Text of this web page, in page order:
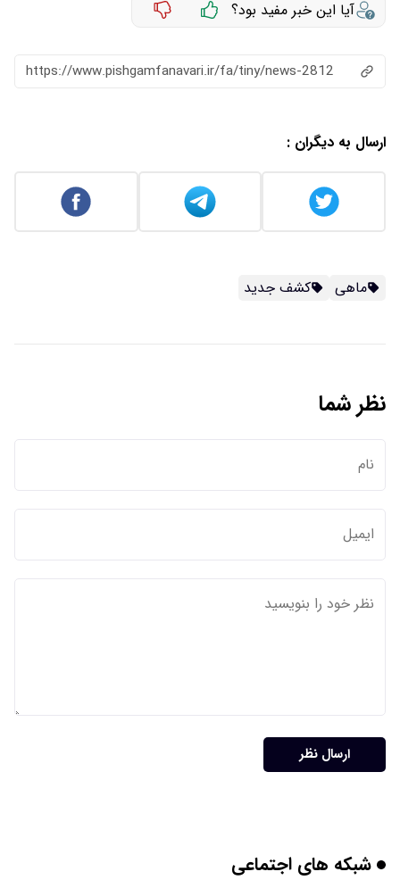
آیا این خبر مفید بود؟
https://www.pishgamfanavari.ir/fa/tiny/news-2812
ارسال به دیگران :
ماهی کشف جدید
نظر شما
ارسال نظر
شبکه های اجتماعی